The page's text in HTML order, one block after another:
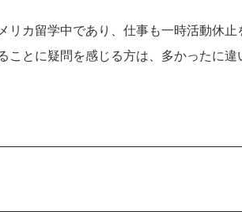
リカ留学中であり、仕事も一時活動休止
とに疑問を感じる方は、多かったに違